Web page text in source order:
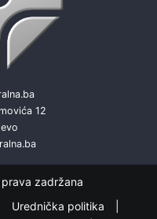
12
zadržana
Urednička politika